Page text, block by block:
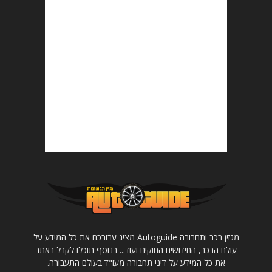
מגזין רכב ותחבורה Autoguide מציג עבורכם את כל המידע על
עולם הרכב, החידושים החוקים ועוד... בנוסף תוכלו לקבל באתר
את כל המידע על דיני תחבורה מעו"ד בעולם התעבורה.